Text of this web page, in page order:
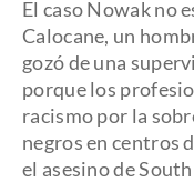
El caso Nowak no
Calocane, un
gozó de una
porque los
racismo por la
negros en centros
el asesino de